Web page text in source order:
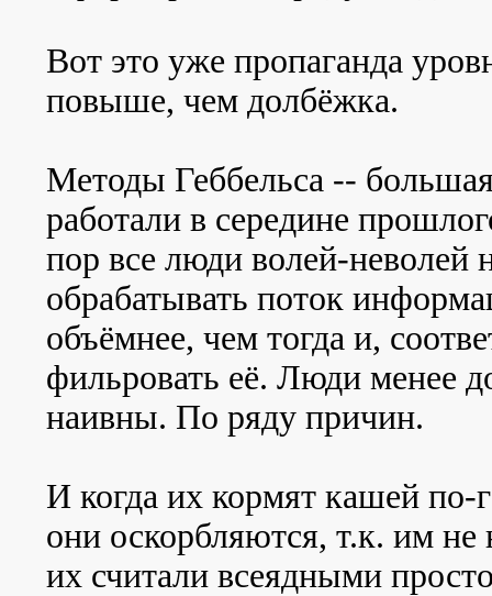
Вот это уже пропаганда
повыше, чем долбёжка.
Методы Геббельса --
работали в середине
пор все люди волей-неволей
обрабатывать поток
объёмнее, чем тогда и,
фильровать её. Люди менее
наивны. По ряду причин.
И когда их кормят кашей по-
они оскорбляются, т.к. им не
их считали всеядными